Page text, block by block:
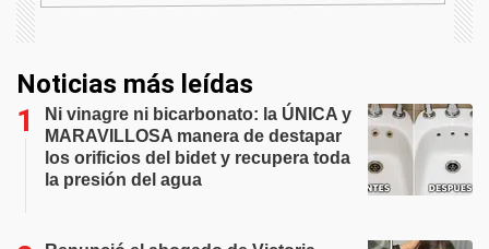
Noticias más leídas
Ni vinagre ni bicarbonato: la ÚNICA y
MARAVILLOSA manera de destapar
los orificios del bidet y recupera toda
la presión del agua